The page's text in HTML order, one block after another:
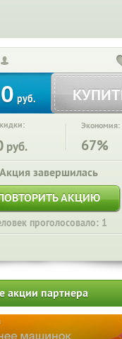
руб.
руб.
Экономия:
67%
Акция завершилась
АКЦИЮ
проголосовало: 1
акции партнера